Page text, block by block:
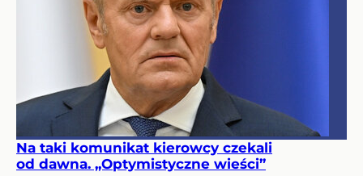
Na taki komunikat kierowcy czekali
od dawna. „Optymistyczne wieści”